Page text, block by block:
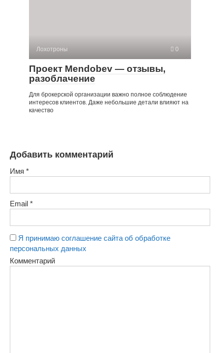
Лохотроны 0
Проект Mendobev — отзывы,
разоблачение
Для брокерской организации важно полное соблюдение
интересов клиентов. Даже небольшие детали влияют на
качество
Добавить комментарий
Имя *
Email *
Я принимаю соглашение сайта об обработке
персональных данных
Комментарий